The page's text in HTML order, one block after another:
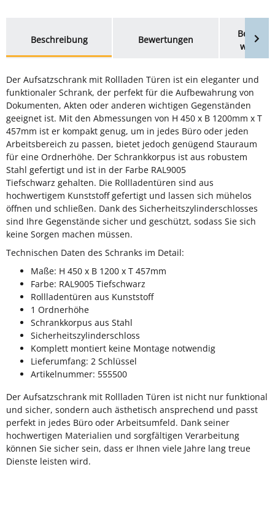
Beschreibung
Bewertungen
wenn
Der Aufsatzschrank mit Rollladen Türen ist ein eleganter und
funktionaler Schrank, der perfekt für die Aufbewahrung von
Dokumenten, Akten oder anderen wichtigen Gegenständen
geeignet ist. Mit den Abmessungen von H 450 x B 1200mm x T
457mm ist er kompakt genug, um in jedes Büro oder jeden
Arbeitsbereich zu passen, bietet jedoch genügend Stauraum
für eine Ordnerhöhe. Der Schrankkorpus ist aus robustem
Stahl gefertigt und ist in der Farbe RAL9005
Tiefschwarz gehalten. Die Rollladentüren sind aus
hochwertigem Kunststoff gefertigt und lassen sich mühelos
öffnen und schließen. Dank des Sicherheitszylinderschlosses
sind Ihre Gegenstände sicher und geschützt, sodass Sie sich
keine Sorgen machen müssen.
Technischen Daten des Schranks im Detail:
Maße: H 450 x B 1200 x T 457mm
Farbe: RAL9005 Tiefschwarz
Rollladentüren aus Kunststoff
1 Ordnerhöhe
Schrankkorpus aus Stahl
Sicherheitszylinderschloss
Komplett montiert keine Montage notwendig
Lieferumfang: 2 Schlüssel
Artikelnummer: 555500
Der Aufsatzschrank mit Rollladen Türen ist nicht nur funktional
und sicher, sondern auch ästhetisch ansprechend und passt
perfekt in jedes Büro oder Arbeitsumfeld. Dank seiner
hochwertigen Materialien und sorgfältigen Verarbeitung
können Sie sicher sein, dass er Ihnen viele Jahre lang treue
Dienste leisten wird.